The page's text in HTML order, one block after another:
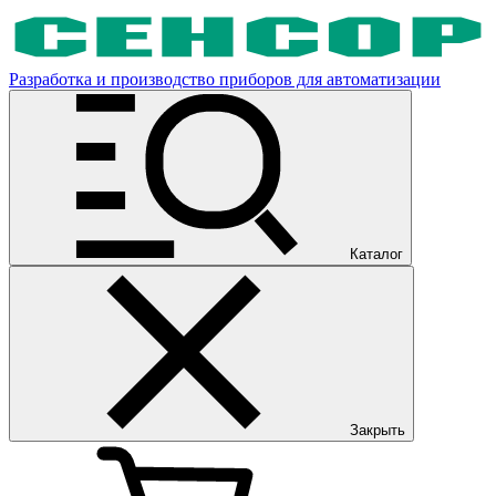
Разработка и производство приборов для автоматизации
Каталог
Закрыть